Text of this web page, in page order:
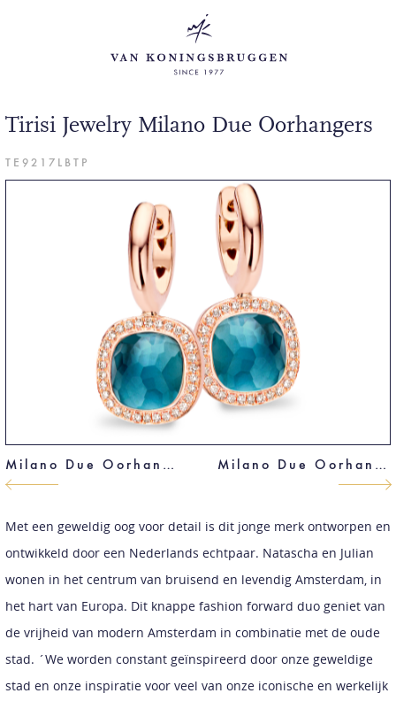
Tirisi Jewelry Milano Due Oorhangers
TE9217LBTP
Milano Due Oorhangers Milano Due Oorhangers
Met een geweldig oog voor detail is dit jonge merk ontworpen en
ontwikkeld door een Nederlands echtpaar. Natascha en Julian
wonen in het centrum van bruisend en levendig Amsterdam, in
het hart van Europa. Dit knappe fashion forward duo geniet van
de vrijheid van modern Amsterdam in combinatie met de oude
stad. ´We worden constant geïnspireerd door onze geweldige
stad en onze inspiratie voor veel van onze iconische en werkelijk